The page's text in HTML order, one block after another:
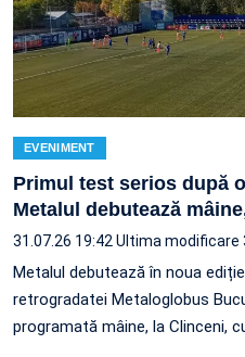
EVENIMENT
Primul test serios după
Metalul debutează
31.07.26 19:42Ultima modificare
Metalul debutează în noua
retrogradatei Metaloglobus
programată mâine, la Clinceni,